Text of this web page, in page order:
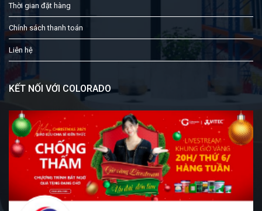
Thời gian đặt hàng
Chính sách thanh toán
Liên hệ
KẾT NỐI VỚI COLORADO